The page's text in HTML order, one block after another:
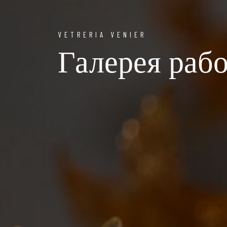
VETRERIA VENIER
Галерея